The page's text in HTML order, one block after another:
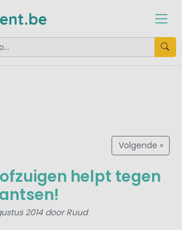
Volgende »
helpt tegen
2014 door Ruud